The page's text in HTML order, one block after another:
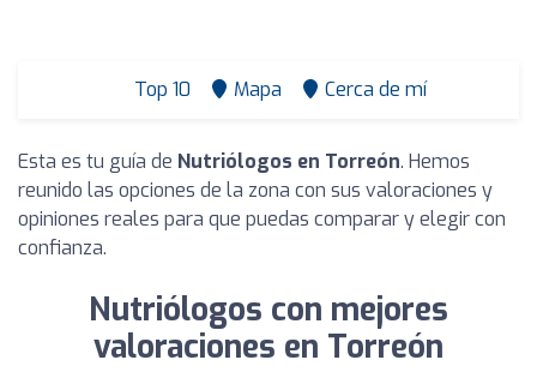
Top 10 Mapa Cerca de mí
Esta es tu guía de Nutriólogos en Torreón. Hemos
reunido las opciones de la zona con sus valoraciones y
opiniones reales para que puedas comparar y elegir con
confianza.
Nutriólogos con mejores
valoraciones en Torreón